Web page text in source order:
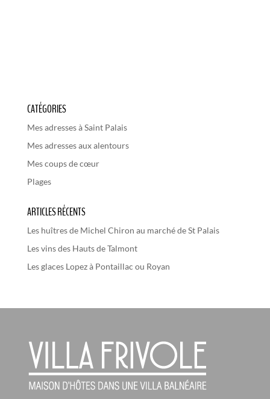
CATÉGORIES
Mes adresses à Saint Palais
Mes adresses aux alentours
Mes coups de cœur
Plages
ARTICLES RÉCENTS
Les huîtres de Michel Chiron au marché de St Palais
Les vins des Hauts de Talmont
Les glaces Lopez à Pontaillac ou Royan